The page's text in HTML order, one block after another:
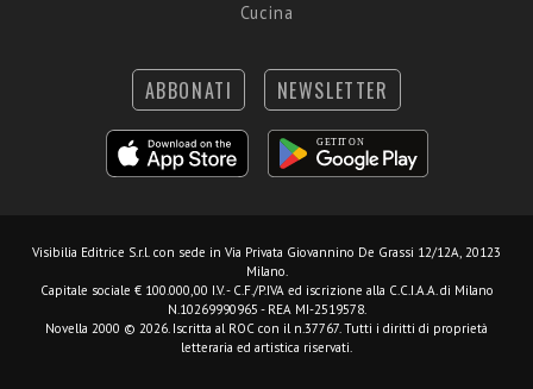
Cucina
ABBONATI NEWSLETTER
Visibilia Editrice S.r.l. con sede in Via Privata Giovannino De Grassi 12/12A, 20123
Milano.
Capitale sociale € 100.000,00 I.V. - C.F./P.IVA ed iscrizione alla C.C.I.A.A. di Milano
N.10269990965 - REA MI-2519578.
Novella 2000 © 2026. Iscritta al ROC con il n.37767. Tutti i diritti di proprietà
letteraria ed artistica riservati.